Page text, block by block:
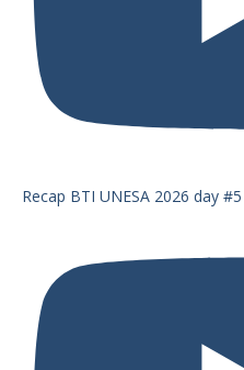
Recap BTI UNESA 2026 day #5